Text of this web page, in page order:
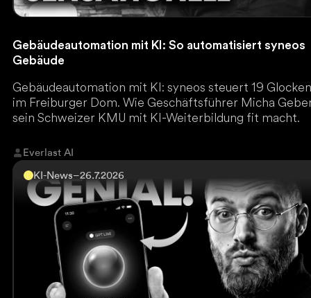
Gebäudeautomation mit KI: So automatisiert syneos
Gebäude
Gebäudeautomation mit KI: syneos steuert 19
im Freiburger Dom. Wie Geschäftsführer Micha
sein Schweizer KMU mit KI-Weiterbildung fit macht.
Everlast AI
KI-News–26.7.2026